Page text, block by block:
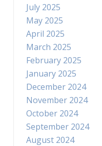
July 2025
May 2025
April 2025
March 2025
February 2025
January 2025
December 2024
November 2024
October 2024
September 2024
August 2024